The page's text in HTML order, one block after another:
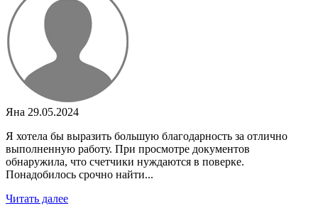
Яна 29.05.2024
Я хотела бы выразить большую благодарность за отлично
выполненную работу. При просмотре документов
обнаружила, что счетчики нуждаются в поверке.
Понадобилось срочно найти...
Читать далее